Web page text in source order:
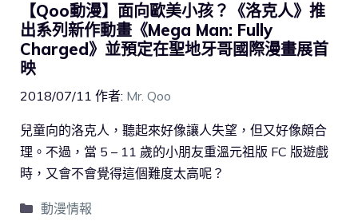
【Qoo動漫】面向歐美小孩？《洛克人》推
出系列新作動畫《Mega Man: Fully
Charged》並預定在聖地牙哥國際漫畫展首
映
2018/07/11 作者: Mr. Qoo
兒童向的洛克人，聽起來好像讓人失望，但又好像頗合
理。不過，當 5 – 11 歲的小朋友重溫元祖版 FC 版遊戲
時，又會不會覺得這個難度太高呢？
動漫情報